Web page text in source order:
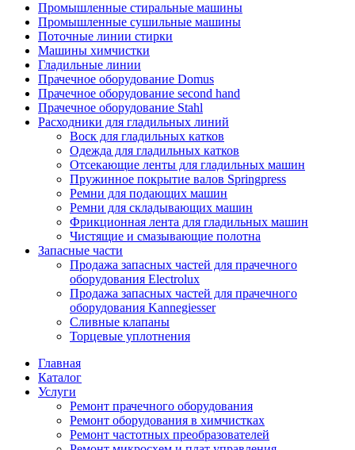
Промышленные стиральные машины
Промышленные сушильные машины
Поточные линии стирки
Машины химчистки
Гладильные линии
Прачечное оборудование Domus
Прачечное оборудование second hand
Прачечное оборудование Stahl
Расходники для гладильных линий
Воск для гладильных катков
Одежда для гладильных катков
Отсекающие ленты для гладильных машин
Пружинное покрытие валов Springpress
Ремни для подающих машин
Ремни для складывающих машин
Фрикционная лента для гладильных машин
Чистящие и смазывающие полотна
Запасные части
Продажа запасных частей для прачечного
оборудования Electrolux
Продажа запасных частей для прачечного
оборудования Kannegiesser
Сливные клапаны
Торцевые уплотнения
Главная
Каталог
Услуги
Ремонт прачечного оборудования
Ремонт оборудования в химчистках
Ремонт частотных преобразователей